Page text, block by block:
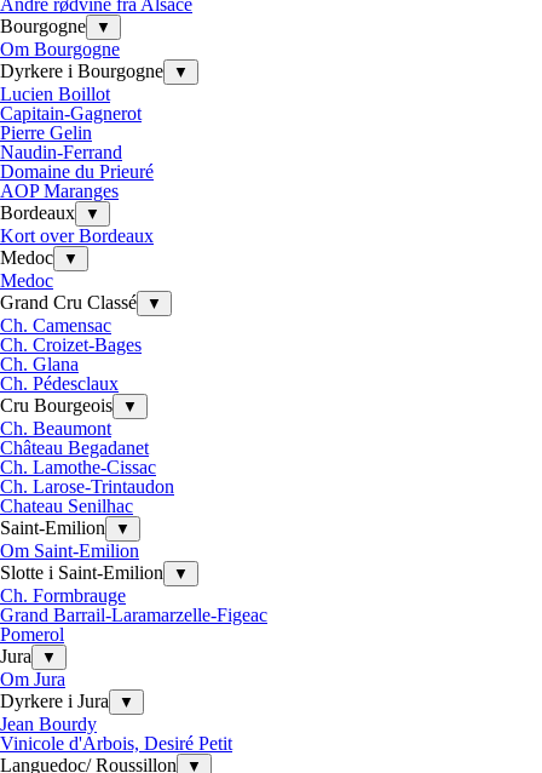
Andre rødvine fra Alsace
Bourgogne
▼
Om Bourgogne
Dyrkere i Bourgogne
▼
Lucien Boillot
Capitain-Gagnerot
Pierre Gelin
Naudin-Ferrand
Domaine du Prieuré
AOP Maranges
Bordeaux
▼
Kort over Bordeaux
Medoc
▼
Medoc
Grand Cru Classé
▼
Ch. Camensac
Ch. Croizet-Bages
Ch. Glana
Ch. Pédesclaux
Cru Bourgeois
▼
Ch. Beaumont
Château Begadanet
Ch. Lamothe-Cissac
Ch. Larose-Trintaudon
Chateau Senilhac
Saint-Emilion
▼
Om Saint-Emilion
Slotte i Saint-Emilion
▼
Ch. Formbrauge
Grand Barrail-Laramarzelle-Figeac
Pomerol
Jura
▼
Om Jura
Dyrkere i Jura
▼
Jean Bourdy
Vinicole d'Arbois, Desiré Petit
Languedoc/ Roussillon
▼